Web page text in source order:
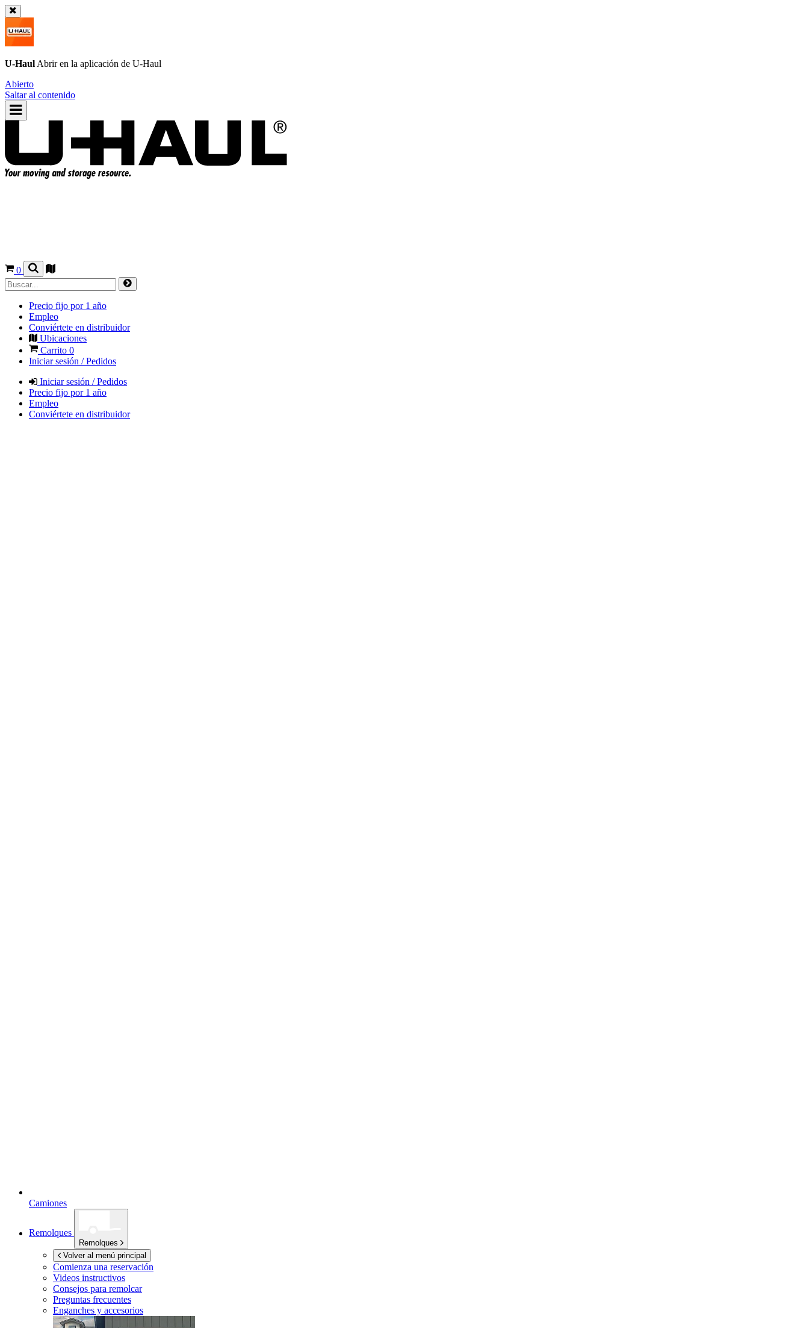
U-Haul Abrir en la aplicación de U-Haul
Abierto
Saltar al contenido
0
Precio fijo por 1 año
Empleo
Conviértete en distribuidor
Ubicaciones
Carrito 0
Iniciar sesión / Pedidos
Iniciar sesión / Pedidos
Precio fijo por 1 año
Empleo
Conviértete en distribuidor
Camiones
Remolques
Remolques
Volver al menú principal
Comienza una reservación
Videos instructivos
Consejos para remolcar
Preguntas frecuentes
Enganches y accesorios